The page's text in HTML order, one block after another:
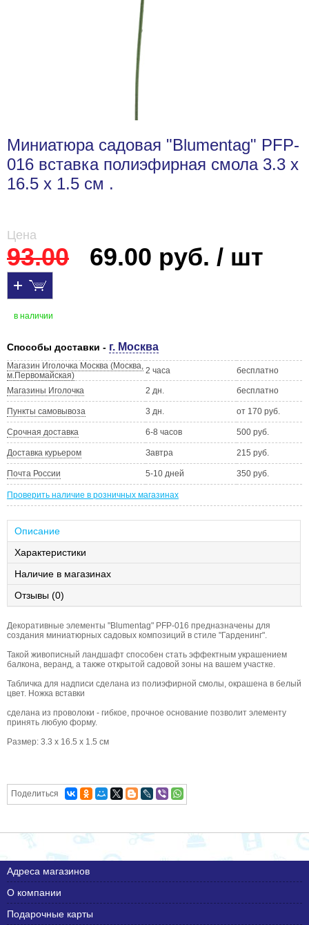
Миниатюра садовая "Blumentag" PFP-
016 вставка полиэфирная смола 3.3 x
16.5 x 1.5 см .
Цена
93.00 69.00 руб. / шт
в наличии
Способы доставки - г. Москва
Магазин Иголочка Москва (Москва,
м.Первомайская)
2 часа бесплатно
Магазины Иголочка 2 дн. бесплатно
Пункты самовывоза 3 дн. от 170 руб.
Срочная доставка 6-8 часов 500 руб.
Доставка курьером Завтра 215 руб.
Почта России 5-10 дней 350 руб.
Проверить наличие в розничных магазинах
Описание
Характеристики
Наличие в магазинах
Отзывы (0)
Декоративные элементы "Blumentag" PFP-016 предназначены для
создания миниатюрных садовых композиций в стиле "Гарденинг".
Такой живописный ландшафт способен стать эффектным украшением
балкона, веранд, а также открытой садовой зоны на вашем участке.
Табличка для надписи сделана из полиэфирной смолы, окрашена в белый
цвет. Ножка вставки
сделана из проволоки - гибкое, прочное основание позволит элементу
принять любую форму.
Размер: 3.3 x 16.5 x 1.5 см
Поделиться
Адреса магазинов
О компании
Подарочные карты